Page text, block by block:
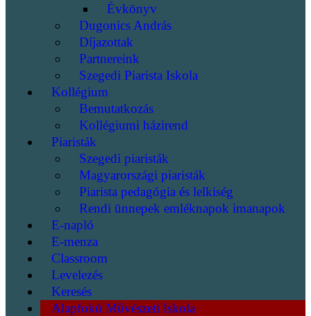
Évkönyv
Dugonics András
Díjazottak
Partnereink
Szegedi Piarista Iskola
Kollégium
Bemutatkozás
Kollégiumi házirend
Piaristák
Szegedi piaristák
Magyarországi piaristák
Piarista pedagógia és lelkiség
Rendi ünnepek emléknapok imanapok
E-napló
E-menza
Classroom
Levelezés
Keresés
Alapfokú Művészeti Iskola